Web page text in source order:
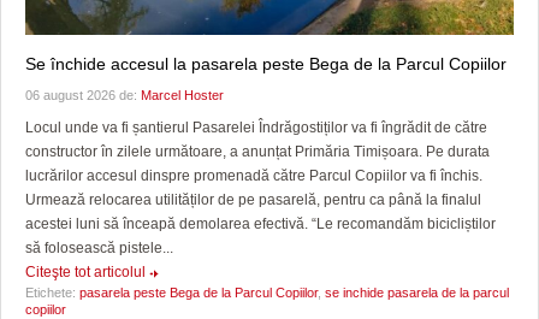
Se închide accesul la pasarela peste Bega de la Parcul Copiilor
06 august 2026 de: Marcel Hoster
Locul unde va fi șantierul Pasarelei Îndrăgostiților va fi îngrădit de către
constructor în zilele următoare, a anunțat Primăria Timișoara. Pe durata
lucrărilor accesul dinspre promenadă către Parcul Copiilor va fi închis.
Urmează relocarea utilităților de pe pasarelă, pentru ca până la finalul
acestei luni să înceapă demolarea efectivă. “Le recomandăm bicicliștilor
să folosească pistele...
Citeşte tot articolul
Etichete: pasarela peste Bega de la Parcul Copiilor, se inchide pasarela de la parcul
copiilor